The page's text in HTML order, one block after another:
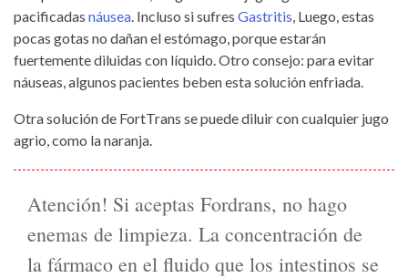
pacificadas náusea. Incluso si sufres Gastritis, Luego, estas
pocas gotas no dañan el estómago, porque estarán
fuertemente diluidas con líquido. Otro consejo: para evitar
náuseas, algunos pacientes beben esta solución enfriada.
Otra solución de FortTrans se puede diluir con cualquier jugo
agrio, como la naranja.
Atención! Si aceptas Fordrans, no hago
enemas de limpieza. La concentración de
la fármaco en el fluido que los intestinos se